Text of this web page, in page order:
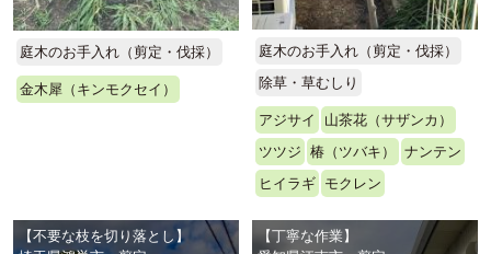
庭木のお手入れ（剪定・伐採）
金木犀（キンモクセイ）
庭木のお手入れ（剪定・伐採）
除草・草むしり
アジサイ
山茶花（サザンカ）
ツツジ
椿（ツバキ）
ナンテン
ヒイラギ モクレン
【不要な枝を切り落とし】
【丁寧な作業】